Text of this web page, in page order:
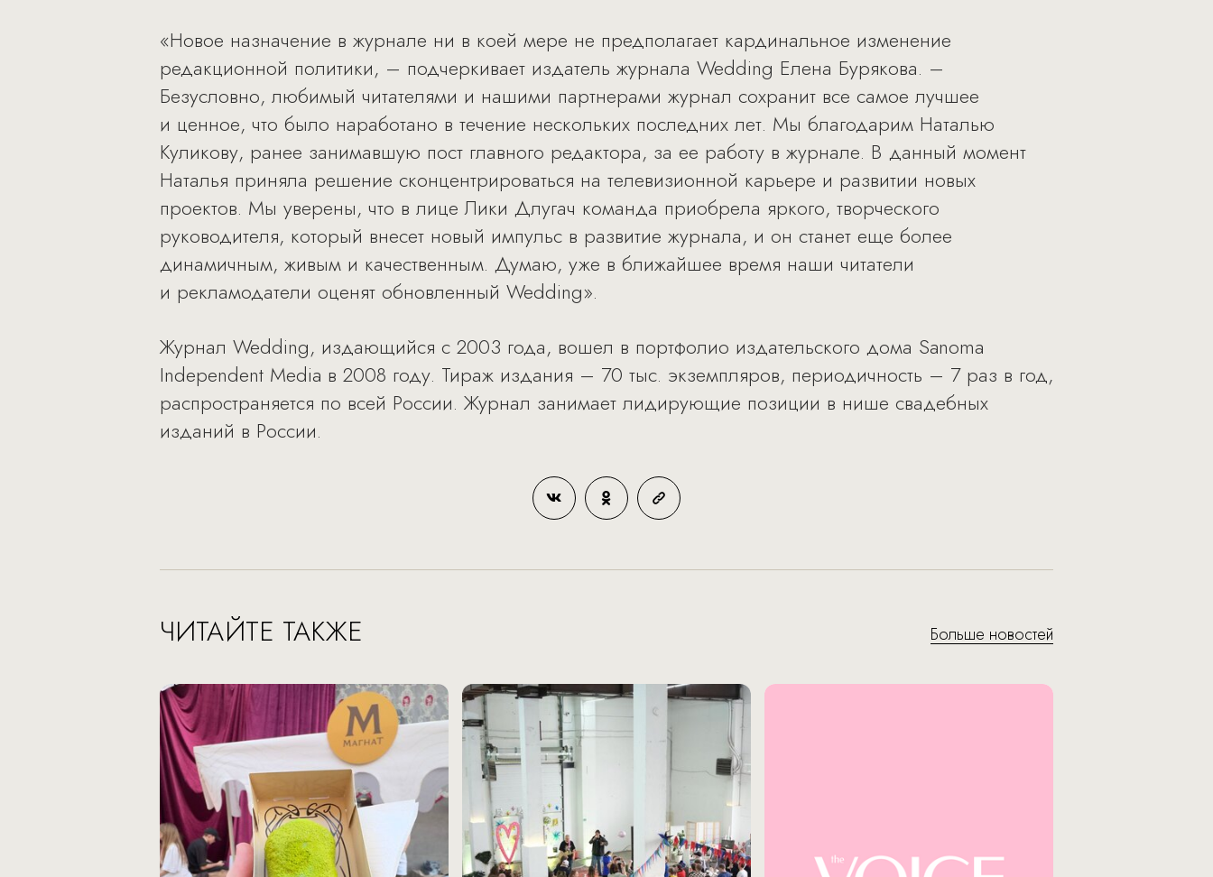
«Новое назначение в журнале ни в коей мере не предполагает кардинальное изменение
редакционной политики, – подчеркивает издатель журнала Wedding Елена Бурякова. –
Безусловно, любимый читателями и нашими партнерами журнал сохранит все самое лучшее
и ценное, что было наработано в течение нескольких последних лет. Мы благодарим Наталью
Куликову, ранее занимавшую пост главного редактора, за ее работу в журнале. В данный момент
Наталья приняла решение сконцентрироваться на телевизионной карьере и развитии новых
проектов. Мы уверены, что в лице Лики Длугач команда приобрела яркого, творческого
руководителя, который внесет новый импульс в развитие журнала, и он станет еще более
динамичным, живым и качественным. Думаю, уже в ближайшее время наши читатели
и рекламодатели оценят обновленный Wedding».
Журнал Wedding, издающийся с 2003 года, вошел в портфолио издательского дома Sanoma
Independent Media в 2008 году. Тираж издания – 70 тыс. экземпляров, периодичность – 7 раз в год,
распространяется по всей России. Журнал занимает лидирующие позиции в нише свадебных
изданий в России.
ЧИТАЙТЕ ТАКЖЕ Больше новостей